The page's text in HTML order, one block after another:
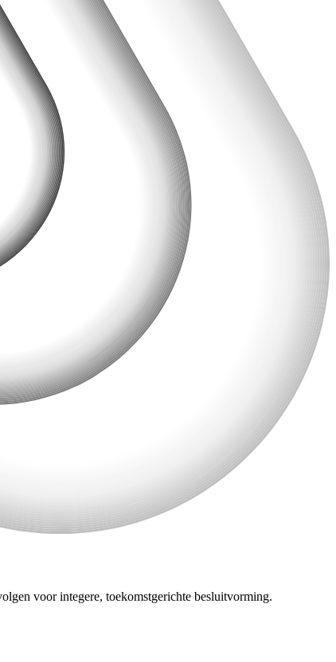
voor integere, toekomstgerichte besluitvorming.